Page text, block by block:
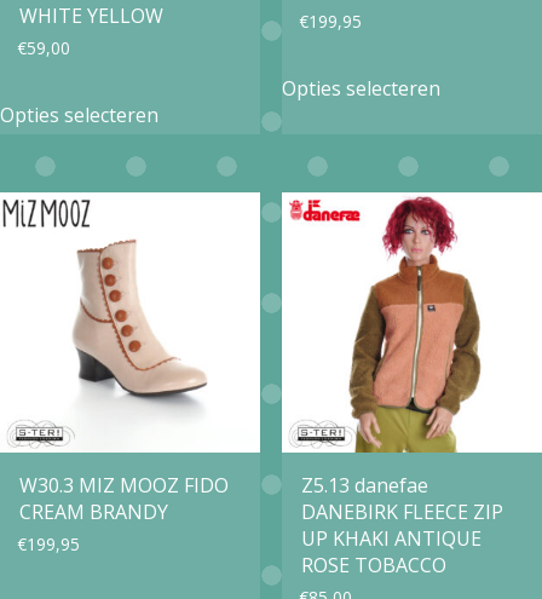
productpagina
WHITE YELLOW
€59,00
Opties selecteren
kan
gekozen
op
de
productpagina
€199,95
Opties selecteren
meerdere
variaties.
Deze
optie
kan
gekozen
worden
op
W30.3 MIZ MOOZ FIDO
CREAM BRANDY
€199,95
Z5.13 danefae
DANEBIRK FLEECE ZIP
UP KHAKI ANTIQUE
ROSE TOBACCO